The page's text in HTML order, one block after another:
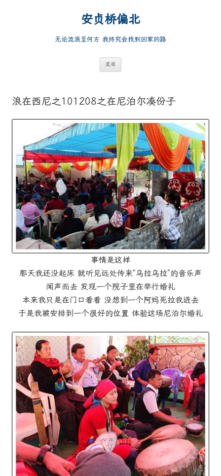
安贞桥偏北
无论流浪至何方 我终究会找到回家的路
菜单
浪在西尼之101208之在尼泊尔凑份子
事情是这样
那天我还没起床 就听见远处传来“乌拉乌拉”的音乐声
闻声而去 发现一个院子里在举行婚礼
本来我只是在门口看看 没想到一个阿妈死拉我进去
于是我被安排到一个很好的位置 体验这场尼泊尔婚礼